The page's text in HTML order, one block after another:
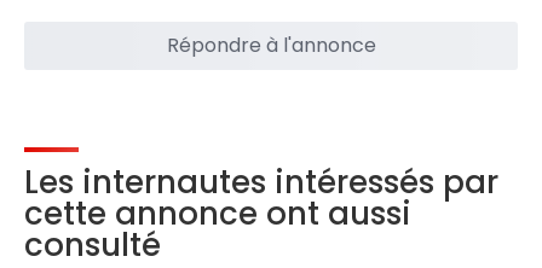
Répondre à l'annonce
Les internautes intéressés par
cette annonce ont aussi
consulté